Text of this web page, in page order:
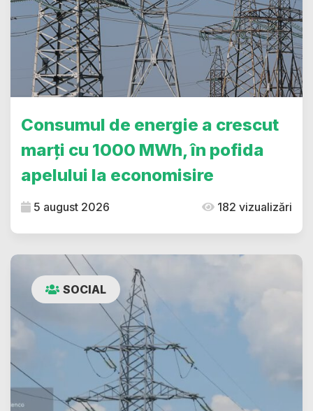
Consumul de energie a crescut
marți cu 1000 MWh, în pofida
apelului la economisire
5 august 2026 182 vizualizări
SOCIAL